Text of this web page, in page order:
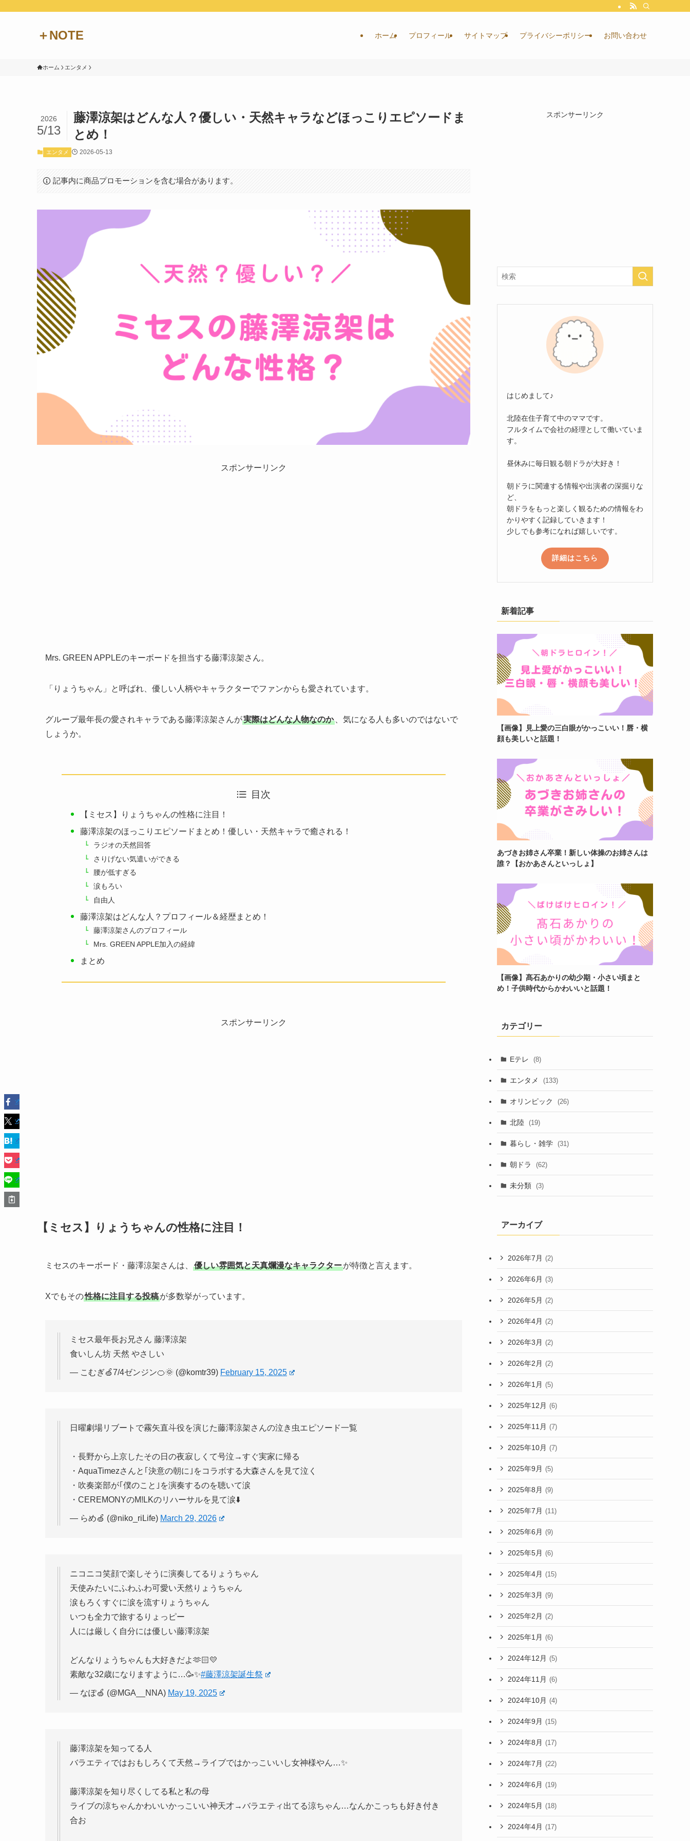
＋NOTE ホーム プロフィール サイトマップ プライバシーポリシー お問い合わせ
ホーム エンタメ
藤澤涼架はどんな人？優しい・天然キャラなどほっこりエピソードま
とめ！
2026
5/13
エンタメ 2026-05-13
記事内に商品プロモーションを含む場合があります。
スポンサーリンク
Mrs. GREEN APPLEのキーボードを担当する藤澤涼架さん。
「りょうちゃん」と呼ばれ、優しい人柄やキャラクターでファンからも愛されています。
グループ最年長の愛されキャラである藤澤涼架さんが実際はどんな人物なのか
、気になる人も多いのではないで
しょうか。
目次
【ミセス】りょうちゃんの性格に注目！
藤澤涼架のほっこりエピソードまとめ！優しい・天然キャラで癒される！
ラジオの天然回答
さりげない気遣いができる
腰が低すぎる
涙もろい
自由人
藤澤涼架はどんな人？プロフィール＆経歴まとめ！
藤澤涼架さんのプロフィール
Mrs. GREEN APPLE加入の経緯
まとめ
スポンサーリンク
【ミセス】りょうちゃんの性格に注目！
ミセスのキーボード・藤澤涼架さんは、 優しい雰囲気と天真爛漫なキャラクターが特徴と言えます。
Xでもその性格に注目する投稿が多数挙がっています。
ミセス最年長お兄さん 藤澤涼架
食いしん坊 天然 やさしい
— こむぎ🍏7/4ゼンジン🍊🌞 (@komtr39) February 15, 2025
日曜劇場リブートで霧矢直斗役を演じた藤澤涼架さんの泣き虫エピソード一覧
・長野から上京したその日の夜寂しくて号泣→すぐ実家に帰る
・AquaTimezさんと｢決意の朝に｣をコラボする大森さんを見て泣く
・吹奏楽部が｢僕のこと｣を演奏するのを聴いて涙
・CEREMONYのM!LKのリハーサルを見て涙⬇️
— らめ🍏 (@niko_riLife) March 29, 2026
ニコニコ笑顔で楽しそうに演奏してるりょうちゃん
天使みたいにふわふわ可愛い天然りょうちゃん
涙もろくすぐに涙を流すりょうちゃん
いつも全力で旅するりょっピー
人には厳しく自分には優しい藤澤涼架
どんなりょうちゃんも大好きだよ🫶🏻💛
素敵な32歳になりますように…🥳✨️#藤澤涼架誕生祭
— なぽ🍏 (@MGA__NNA) May 19, 2025
藤澤涼架を知ってる人
バラエティではおもしろくて天然→ライブではかっこいいし女神様やん…✨
藤澤涼架を知り尽くしてる私と私の母
ライブの涼ちゃんかわいいかっこいい神天才→バラエティ出てる涼ちゃん…なんかこっちも好き付き
合お
スポンサーリンク
はじめまして♪
北陸在住子育て中のママです。
フルタイムで会社の経理として働いていま
す。
昼休みに毎日観る朝ドラが大好き！
朝ドラに関連する情報や出演者の深掘りな
ど、
朝ドラをもっと楽しく観るための情報をわ
かりやすく記録していきます！
少しでも参考になれば嬉しいです。
詳細はこちら
新着記事
【画像】見上愛の三白眼がかっこいい！唇・横
顔も美しいと話題！
あづきお姉さん卒業！新しい体操のお姉さんは
誰？【おかあさんといっしょ】
【画像】髙石あかりの幼少期・小さい頃まと
め！子供時代からかわいいと話題！
カテゴリー
Eテレ (8)
エンタメ (133)
オリンピック (26)
北陸 (19)
暮らし・雑学 (31)
朝ドラ (62)
未分類 (3)
アーカイブ
2026年7月 (2)
2026年6月 (3)
2026年5月 (2)
2026年4月 (2)
2026年3月 (2)
2026年2月 (2)
2026年1月 (5)
2025年12月 (6)
2025年11月 (7)
2025年10月 (7)
2025年9月 (5)
2025年8月 (9)
2025年7月 (11)
2025年6月 (9)
2025年5月 (6)
2025年4月 (15)
2025年3月 (9)
2025年2月 (2)
2025年1月 (6)
2024年12月 (5)
2024年11月 (6)
2024年10月 (4)
2024年9月 (15)
2024年8月 (17)
2024年7月 (22)
2024年6月 (19)
2024年5月 (18)
2024年4月 (17)